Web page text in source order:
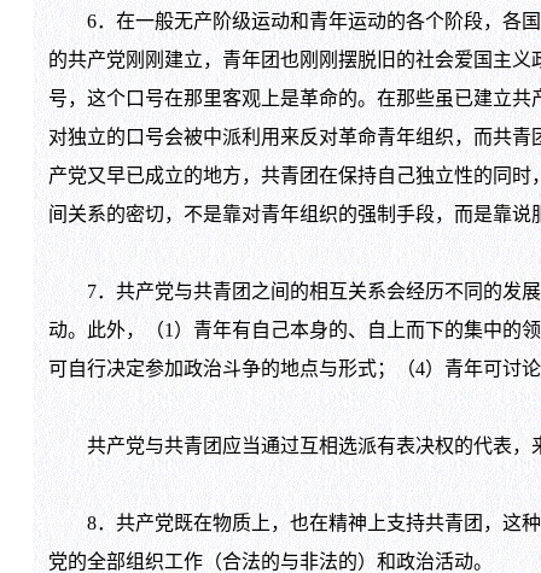
6．在一般无产阶级运动和青年运动的各个阶段，各国
的共产党刚刚建立，青年团也刚刚摆脱旧的社会爱国主
号，这个口号在那里客观上是革命的。在那些虽已建立
对独立的口号会被中派利用来反对革命青年组织，而共
产党又早已成立的地方，共青团在保持自己独立性的同
间关系的密切，不是靠对青年组织的强制手段，而是靠
7．共产党与共青团之间的相互关系会经历不同的发展
动。此外，（1）青年有自己本身的、自上而下的集中的
可自行决定参加政治斗争的地点与形式；（4）青年可讨
共产党与共青团应当通过互相选派有表决权的代表，
8．共产党既在物质上，也在精神上支持共青团，这种
党的全部组织工作（合法的与非法的）和政治活动。